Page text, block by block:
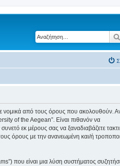
νομικά από τους όρους που ακολουθούν.
of the Aegean”. Είναι πιθανόν να
εκ μέρους σας να ξαναδιαβάζετε
όρους με την ανανεωμένη και/ή
που είναι μια λύση συστήματος